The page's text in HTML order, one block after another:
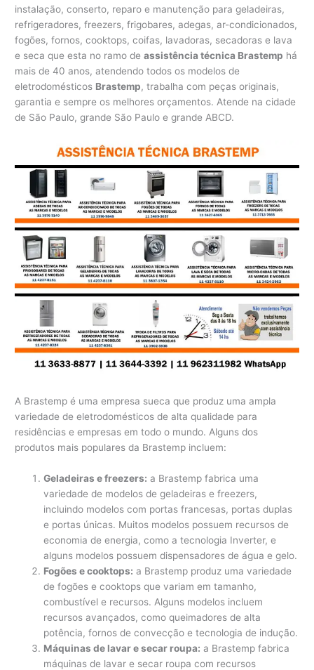
instalação, conserto, reparo e manutenção para geladeiras,
refrigeradores, freezers, frigobares, adegas, ar-condicionados,
fogões, fornos, cooktops, coifas, lavadoras, secadoras e lava
e seca que esta no ramo deassistência técnica Brastemp há
mais de 40 anos, atendendo todos os modelos de
eletrodomésticos Brastemp, trabalha com peças originais,
garantia e sempre os melhores orçamentos. Atende na cidade
de São Paulo, grande São Paulo e grande ABCD.
A Brastemp é uma empresa sueca que produz uma ampla
variedade de eletrodomésticos de alta qualidade para
residências e empresas em todo o mundo. Alguns dos
produtos mais populares da Brastemp incluem:
Geladeiras e freezers: a Brastemp fabrica uma
variedade de modelos de geladeiras e freezers,
incluindo modelos com portas francesas, portas duplas
e portas únicas. Muitos modelos possuem recursos de
economia de energia, como a tecnologia Inverter, e
alguns modelos possuem dispensadores de água e gelo.
Fogões e cooktops: a Brastemp produz uma variedade
de fogões e cooktops que variam em tamanho,
combustível e recursos. Alguns modelos incluem
recursos avançados, como queimadores de alta
potência, fornos de convecção e tecnologia de indução.
Máquinas de lavar e secar roupa: a Brastemp fabrica
máquinas de lavar e secar roupa com recursos